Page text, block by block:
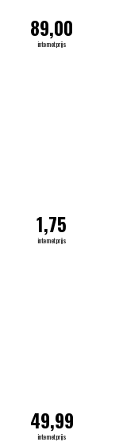
89,00
internetprijs
1,75
internetprijs
49,99
internetprijs